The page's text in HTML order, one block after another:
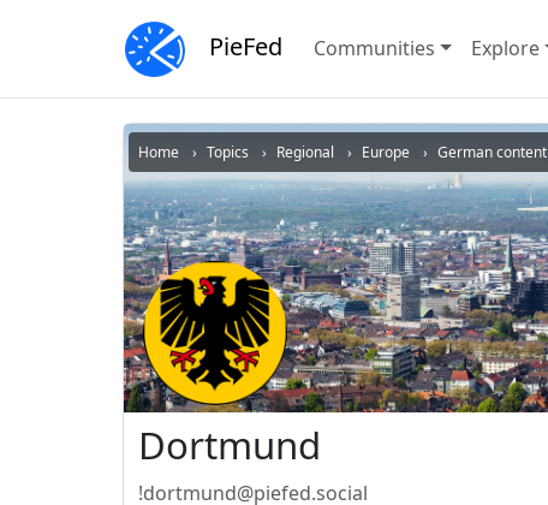
PieFed Communities Explore
Home Topics Regional Europe German content
Dortmund
!dortmund@piefed.social